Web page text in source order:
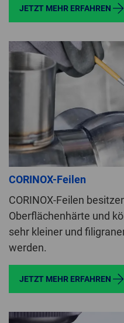
JETZT MEHR ERFAHREN
CORINOX-Feilen
CORINOX-Feilen
Oberflächenhärte und
sehr kleiner und
werden.
JETZT MEHR ERFAHREN